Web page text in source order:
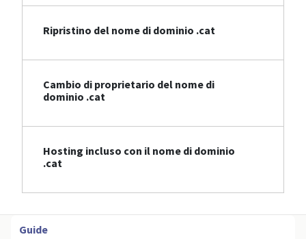
Ripristino del nome di dominio .cat
Cambio di proprietario del nome di
dominio .cat
Hosting incluso con il nome di dominio
.cat
Guide